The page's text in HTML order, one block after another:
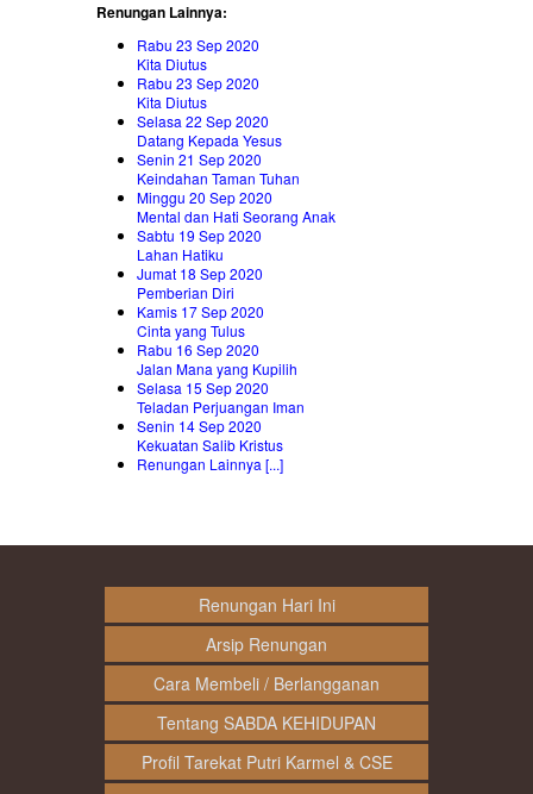
Renungan Lainnya:
Rabu 23 Sep 2020
Kita Diutus
Rabu 23 Sep 2020
Kita Diutus
Selasa 22 Sep 2020
Datang Kepada Yesus
Senin 21 Sep 2020
Keindahan Taman Tuhan
Minggu 20 Sep 2020
Mental dan Hati Seorang Anak
Sabtu 19 Sep 2020
Lahan Hatiku
Jumat 18 Sep 2020
Pemberian Diri
Kamis 17 Sep 2020
Cinta yang Tulus
Rabu 16 Sep 2020
Jalan Mana yang Kupilih
Selasa 15 Sep 2020
Teladan Perjuangan Iman
Senin 14 Sep 2020
Kekuatan Salib Kristus
Renungan Lainnya [...]
Renungan Hari Ini
Arsip Renungan
Cara Membeli / Berlangganan
Tentang SABDA KEHIDUPAN
Profil Tarekat Putri Karmel & CSE